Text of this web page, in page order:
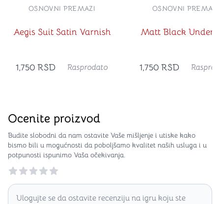
Aegis Suit Satin Varnish
OSNOVNI PREMAZI
1,750 RSD Rasprodato
Matt Black
OSNOVNI PREMAZI
1,750 RSD
Ocenite proizvod
Budite slobodni da nam ostavite Vaše mišljenje i utiske kako
bismo bili u mogućnosti da poboljšamo kvalitet naših usluga i u
potpunosti ispunimo Vaša očekivanja.
Reviews
Ulogujte se da ostavite recenziju na igru koju ste